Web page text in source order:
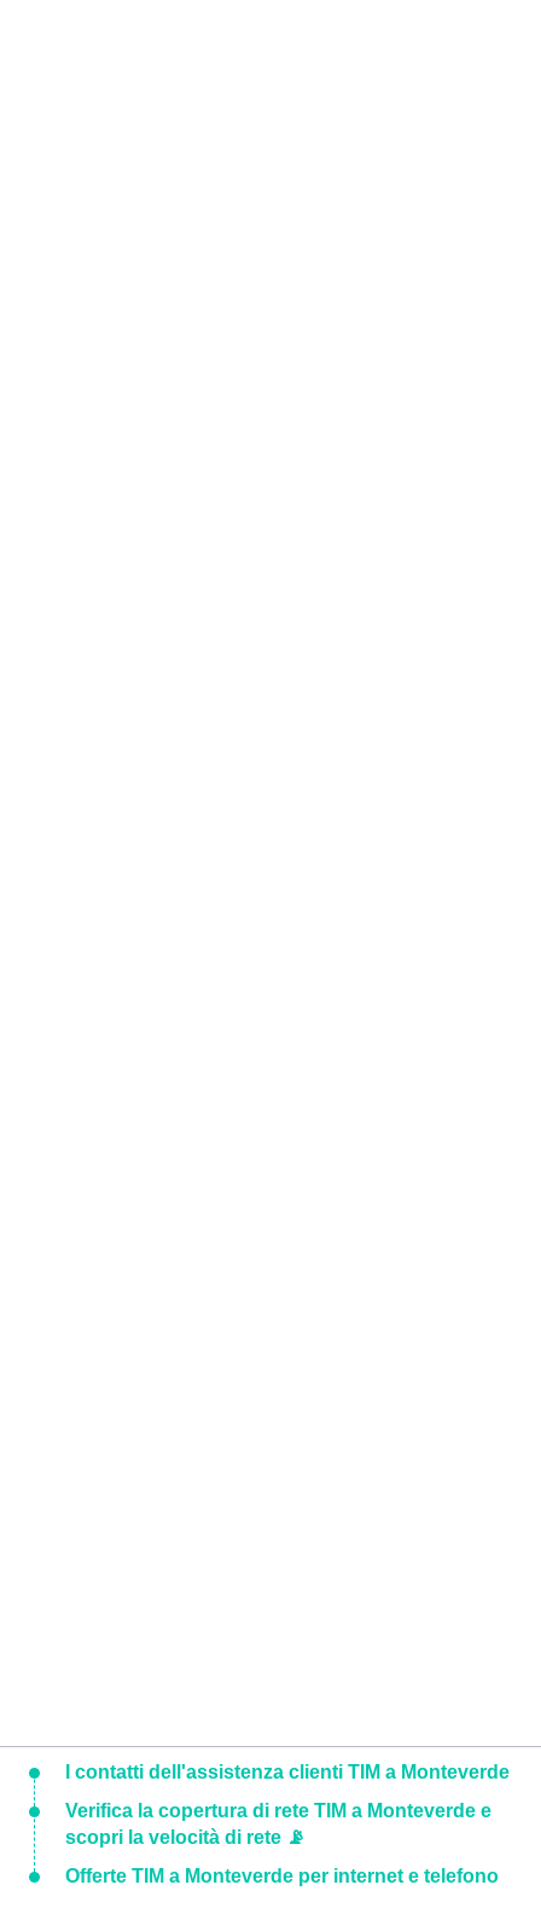
I contatti dell'assistenza clienti TIM a Monteverde
Verifica la copertura di rete TIM a Monteverde e
scopri la velocità di rete 📡
Offerte TIM a Monteverde per internet e telefono